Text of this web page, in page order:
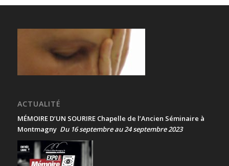
ACTUALITÉ
MÉMOIRE D’UN SOURIRE Chapelle de l’Ancien Séminaire à
Montmagny Du 16 septembre au 24 septembre 2023